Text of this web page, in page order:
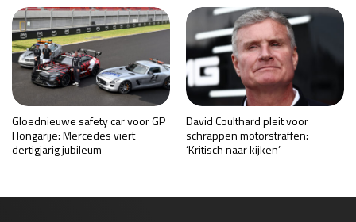
Gloednieuwe safety car voor GP
Hongarije: Mercedes viert
dertigjarig jubileum
David Coulthard pleit voor
schrappen motorstraffen:
‘Kritisch naar kijken’